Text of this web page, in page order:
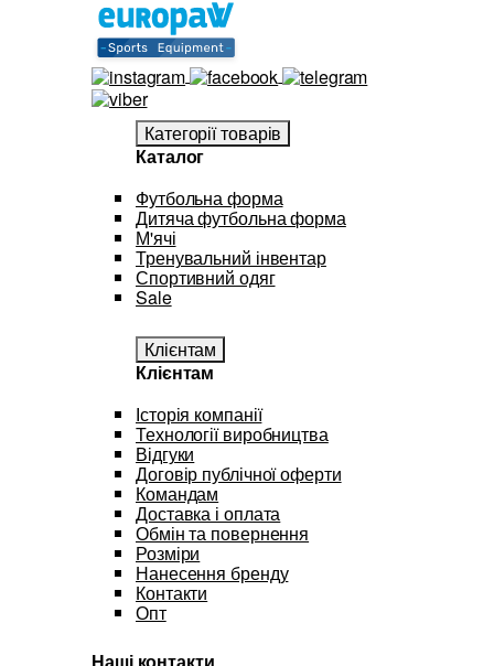
Категорії товарів
Каталог
Футбольна форма
Дитяча футбольна форма
М'ячі
Тренувальний інвентар
Спортивний одяг
Sale
Клієнтам
Клієнтам
Історія компанії
Технології виробництва
Відгуки
Договір публічної оферти
Командам
Доставка і оплата
Обмін та повернення
Розміри
Нанесення бренду
Контакти
Опт